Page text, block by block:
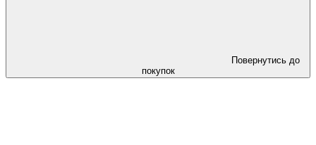
Повернутись до
покупок